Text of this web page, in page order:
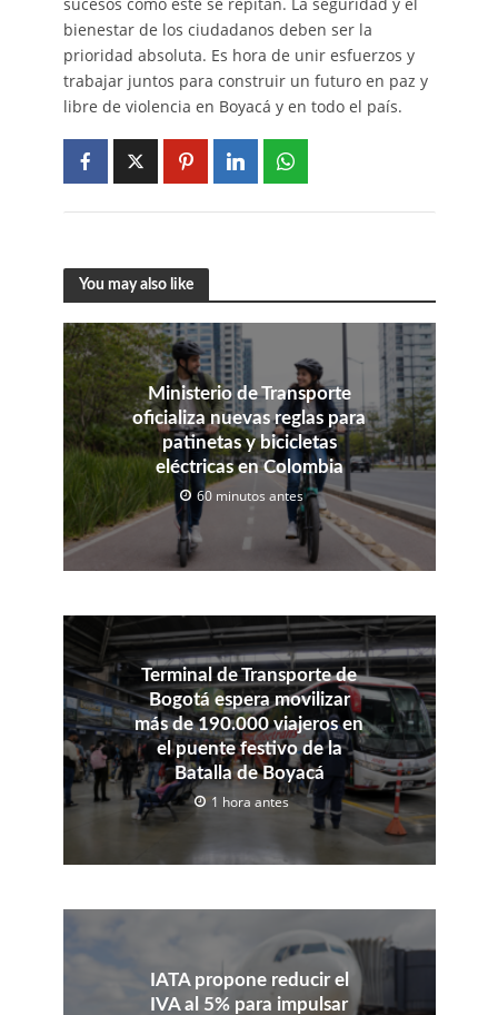
bienestar de los ciudadanos deben ser la
prioridad absoluta. Es hora de unir esfuerzos y
trabajar juntos para construir un futuro en paz y
libre de violencia en Boyacá y en todo el país.
You may also like
Ministerio de Transporte
oficializa nuevas reglas para
patinetas y bicicletas
eléctricas en Colombia
60 minutos antes
Terminal de Transporte de
Bogotá espera movilizar
más de 190.000 viajeros en
el puente festivo de la
Batalla de Boyacá
1 hora antes
IATA propone reducir el
IVA al 5% para impulsar